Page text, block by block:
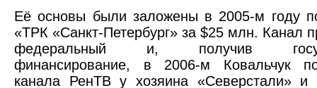
Её основы были заложены в 2005-м году
«ТРК «Санкт-Петербург» за $25 млн. Канал
федеральный и, получив
финансирование, в 2006-м Ковальчук
канала РенТВ у хозяина «Северстали» и